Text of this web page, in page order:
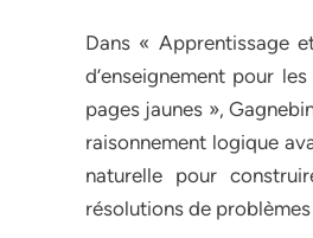
Dans « Apprentissage
d’enseignement pour
pages jaunes »,
raisonnement logique
naturelle pour
résolutions de